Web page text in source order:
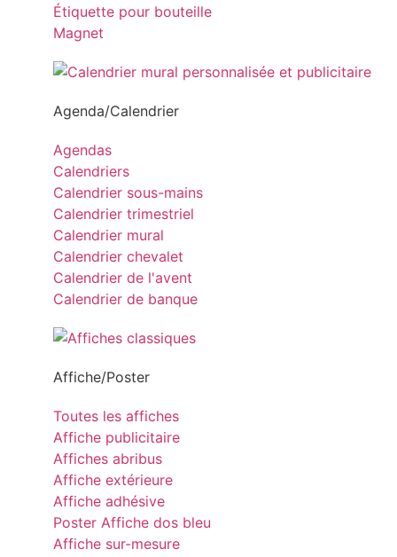
Étiquette pour bouteille
Magnet
Agenda/Calendrier
Agendas
Calendriers
Calendrier sous-mains
Calendrier trimestriel
Calendrier mural
Calendrier chevalet
Calendrier de l'avent
Calendrier de banque
Affiche/Poster
Toutes les affiches
Affiche publicitaire
Affiches abribus
Affiche extérieure
Affiche adhésive
Poster Affiche dos bleu
Affiche sur-mesure